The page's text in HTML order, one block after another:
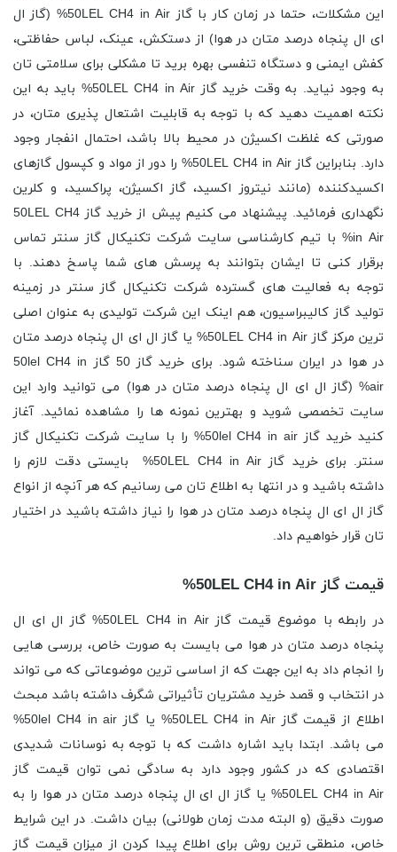
این مشکلات، حتما در زمان کار با گاز 50LEL CH4 in Air% (گاز ال
ای ال پنجاه درصد متان در هوا) از دستکش، عینک، لباس حفاظتی،
کفش ایمنی و دستگاه تنفسی بهره برید تا مشکلی برای سلامتی تان
به وجود نیاید. به وقت خرید گاز 50LEL CH4 in Air% باید به این
نکته اهمیت دهید که با توجه به قابلیت اشتعال پذیری متان، در
صورتی که غلظت اکسیژن در محیط بالا باشد، احتمال انفجار وجود
دارد. بنابراین گاز 50LEL CH4 in Air% را دور از مواد و کپسول گازهای
اکسیدکننده (مانند نیتروز اکسید، گاز اکسیژن، پراکسید، و کلرین
نگهداری فرمائید. پیشنهاد می کنیم پیش از خرید گاز 50LEL CH4
in Air% با تیم کارشناسی سایت شرکت تکنیکال گاز سنتر تماس
برقرار کنی تا ایشان بتوانند به پرسش های شما پاسخ دهند. با
توجه به فعالیت های گسترده شرکت تکنیکال گاز سنتر در زمینه
تولید گاز کالیبراسیون، هم اینک این شرکت تولیدی به عنوان اصلی
ترین مرکز گاز 50LEL CH4 in Air% یا گاز ال ای ال پنجاه درصد متان
در هوا در ایران سناخته شود. برای خرید گاز 50 گاز 50lel CH4 in
air% (گاز ال ای ال پنجاه درصد متان در هوا) می توانید وارد این
سایت تخصصی شوید و بهترین نمونه ها را مشاهده نمائید. آغاز
کنید خرید گاز 50lel CH4 in air% را با سایت شرکت تکنیکال گاز
سنتر. برای خرید گاز 50LEL CH4 in Air% بایستی دقت لازم را
داشته باشید و در انتها به اطلاع تان می رسانیم که هر آنچه از انواع
گاز ال ای ال پنجاه درصد متان در هوا را نیاز داشته باشید در اختیار
تان قرار خواهیم داد.
قیمت گاز 50LEL CH4 in Air%
در رابطه با موضوع قیمت گاز 50LEL CH4 in Air% گاز ال ای ال
پنجاه درصد متان در هوا می بایست به صورت خاص، بررسی هایی
را انجام داد به این جهت که از اساسی ترین موضوعاتی که می تواند
در انتخاب و قصد خرید مشتریان تأثیراتی شگرف داشته باشد مبحث
اطلاع از قیمت گاز 50LEL CH4 in Air% یا گاز 50lel CH4 in air%
می باشد. ابتدا باید اشاره داشت که با توجه به نوسانات شدیدی
اقتصادی که در کشور وجود دارد به سادگی نمی توان قیمت گاز
50LEL CH4 in Air% یا گاز ال ای ال پنجاه درصد متان در هوا را به
صورت دقیق (و البته مدت زمان طولانی) بیان داشت. در این شرایط
خاص، منطقی ترین روش برای اطلاع پیدا کردن از میزان قیمت گاز